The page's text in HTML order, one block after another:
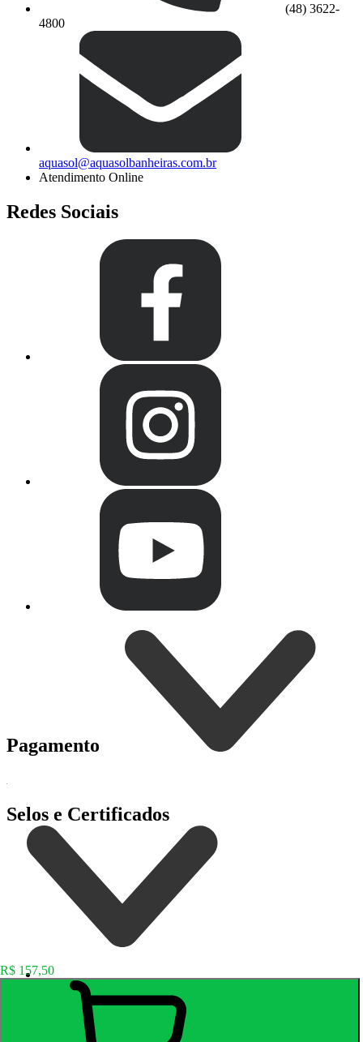
(48) 3622-
4800
aquasol@aquasolbanheiras.com.br
Atendimento Online
Redes Sociais
Pagamento
Selos e Certificados
R$ 157,50